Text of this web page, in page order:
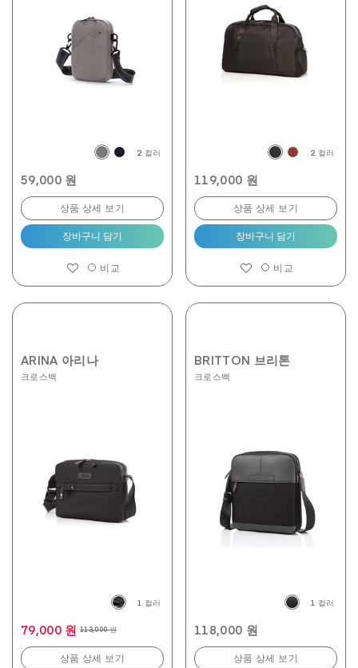
2 컬러
59,000 원
상품 상세 보기
장바구니 담기
비교
2 컬러
119,000 원
상품 상세 보기
장바구니 담기
비교
1 컬러
ARINA 아리나
크로스백
79,000 원 113,000 원
상품 상세 보기
1 컬러
BRITTON 브리톤
크로스백
118,000 원
상품 상세 보기